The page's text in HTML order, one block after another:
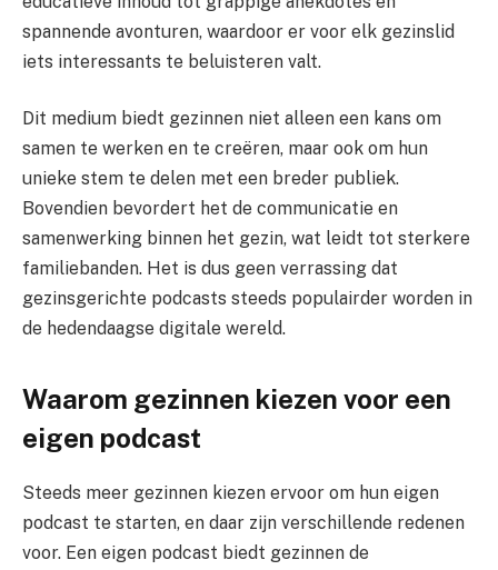
spannende avonturen, waardoor er voor elk gezinslid
iets interessants te beluisteren valt.
Dit medium biedt gezinnen niet alleen een kans om
samen te werken en te creëren, maar ook om hun
unieke stem te delen met een breder publiek.
Bovendien bevordert het de communicatie en
samenwerking binnen het gezin, wat leidt tot sterkere
familiebanden. Het is dus geen verrassing dat
gezinsgerichte podcasts steeds populairder worden in
de hedendaagse digitale wereld.
Waarom gezinnen kiezen voor een
eigen podcast
Steeds meer gezinnen kiezen ervoor om hun eigen
podcast te starten, en daar zijn verschillende redenen
voor. Een eigen podcast biedt gezinnen de